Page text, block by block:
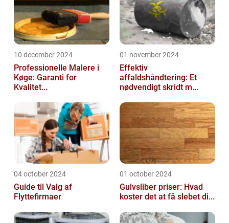
10 december 2024
Professionelle Malere i
Køge: Garanti for
Kvalitet...
01 november 2024
Effektiv
affaldshåndtering: Et
nødvendigt skridt m...
04 october 2024
Guide til Valg af
Flyttefirmaer
01 october 2024
Gulvsliber priser: Hvad
koster det at få slebet di...